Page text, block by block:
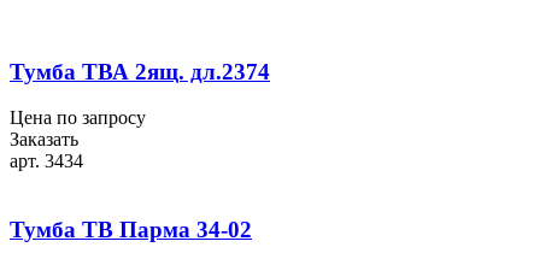
Тумба ТВА 2ящ. дл.2374
Цена по запросу
Заказать
арт. 3434
Тумба ТВ Парма 34-02